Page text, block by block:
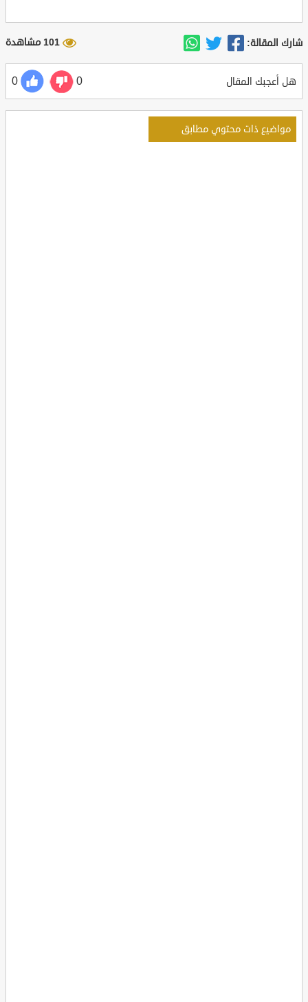
شارك المقالة: 101 مشاهدة
هل أعجبك المقال 0
0
مواضيع ذات محتوي مطابق